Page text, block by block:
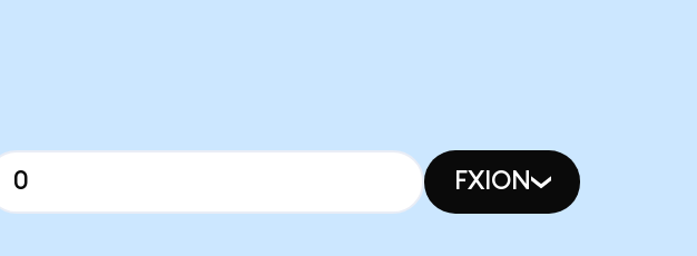
FXION